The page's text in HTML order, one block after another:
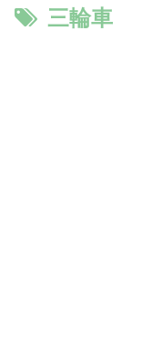
三輪車